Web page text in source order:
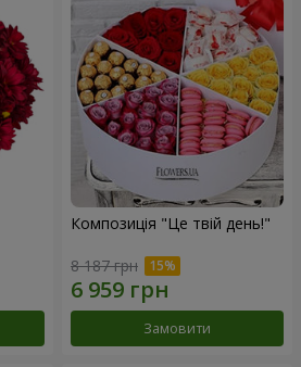
Композиція "Це твій день!"
8 187 грн
Замовити